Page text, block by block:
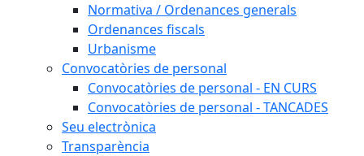
Normativa / Ordenances generals
Ordenances fiscals
Urbanisme
Convocatòries de personal
Convocatòries de personal - EN CURS
Convocatòries de personal - TANCADES
Seu electrònica
Transparència